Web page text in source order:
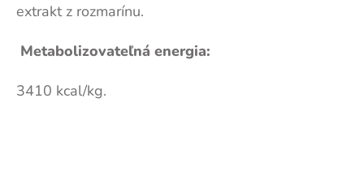
extrakt z rozmarínu.
Metabolizovateľná energia:
3410 kcal/kg.